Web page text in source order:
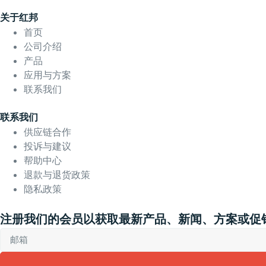
关于红邦
首页
公司介绍
产品
应用与方案
联系我们
联系我们
供应链合作
投诉与建议
帮助中心
退款与退货政策
隐私政策
注册我们的会员以获取最新产品、新闻、方案或促